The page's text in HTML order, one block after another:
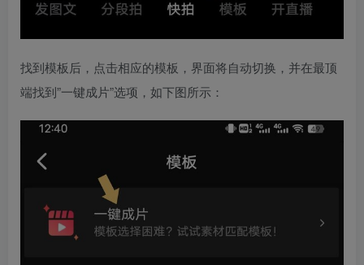
找到模板后，点击相应的模板，界面将自动切换，并在最顶
端找到”一键成片”选项，如下图所示：